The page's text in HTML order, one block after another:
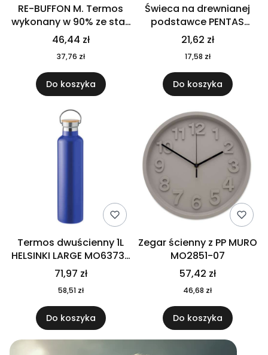
RE-BUFFON M. Termos
wykonany w 90% ze stali
nierdzewnej
pochodzącej z
recyklingu 520 ml 94294
46,44 zł
37,76 zł
Do koszyka
Świeca na drewnianej
podstawce PENTAS
MO6282-40
21,62 zł
17,58 zł
Do koszyka
Termos dwuścienny 1L
HELSINKI LARGE MO6373-
04
71,97 zł
58,51 zł
Do koszyka
Zegar ścienny z PP MURO
MO2851-07
57,42 zł
46,68 zł
Do koszyka